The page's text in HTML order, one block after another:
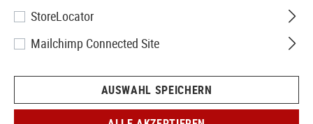
StoreLocator
Mailchimp Connected Site
AUSWAHL SPEICHERN